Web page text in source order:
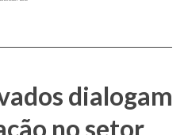
dialogam
no setor